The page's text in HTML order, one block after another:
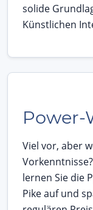
solide
Künstlichen
Power-
Viel vor, aber
lernen Sie die
Pike auf und